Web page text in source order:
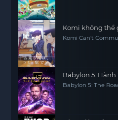
Komi không thể
Komi Can't
Babylon 5: Hành
Babylon 5: The